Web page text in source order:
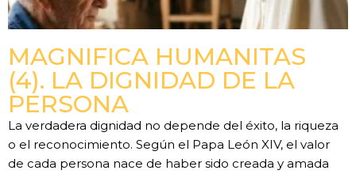
MAGNIFICA HUMANITAS
(4). LA DIGNIDAD DE LA
PERSONA
La verdadera dignidad no depende del éxito, la riqueza
o el reconocimiento. Según el Papa León XIV, el valor
de cada persona nace de haber sido creada y amada